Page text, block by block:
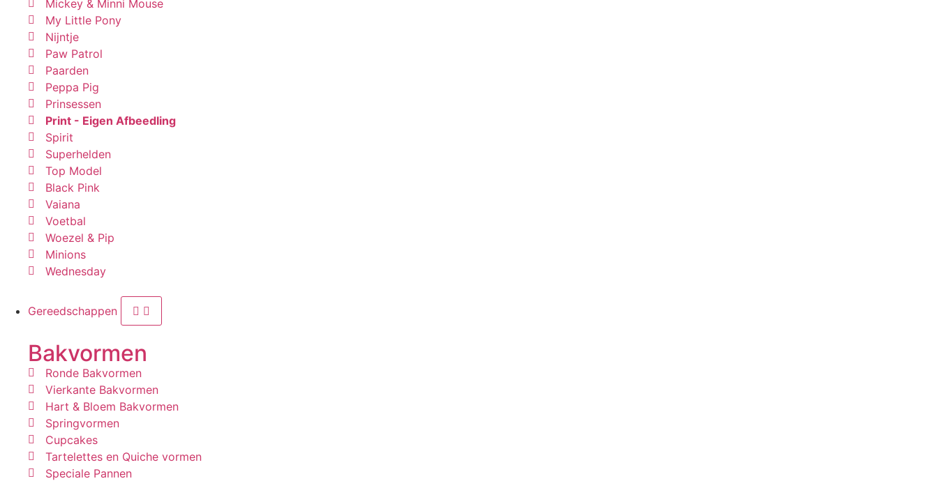
Mickey & Minni Mouse
My Little Pony
Nijntje
Paw Patrol
Paarden
Peppa Pig
Prinsessen
Print - Eigen Afbeedling
Spirit
Superhelden
Top Model
Black Pink
Vaiana
Voetbal
Woezel & Pip
Minions
Wednesday
Gereedschappen
Bakvormen
Ronde Bakvormen
Vierkante Bakvormen
Hart & Bloem Bakvormen
Springvormen
Cupcakes
Tartelettes en Quiche vormen
Speciale Pannen